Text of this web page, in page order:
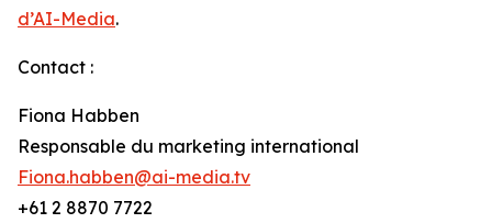
d’AI-Media.
Contact :
Fiona Habben
Responsable du marketing international
Fiona.habben@ai-media.tv
+61 2 8870 7722